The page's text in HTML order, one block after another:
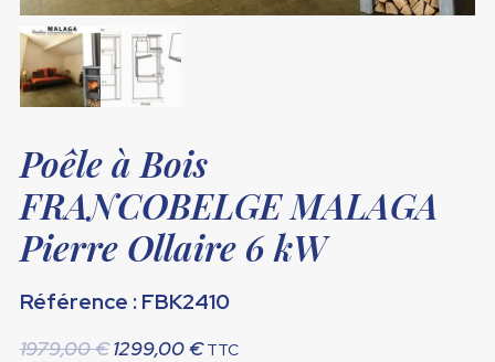
Poêle à Bois
FRANCOBELGE MALAGA
Pierre Ollaire 6 kW
Référence : FBK2410
1979,00€ Le
1299,00€Le
TTC